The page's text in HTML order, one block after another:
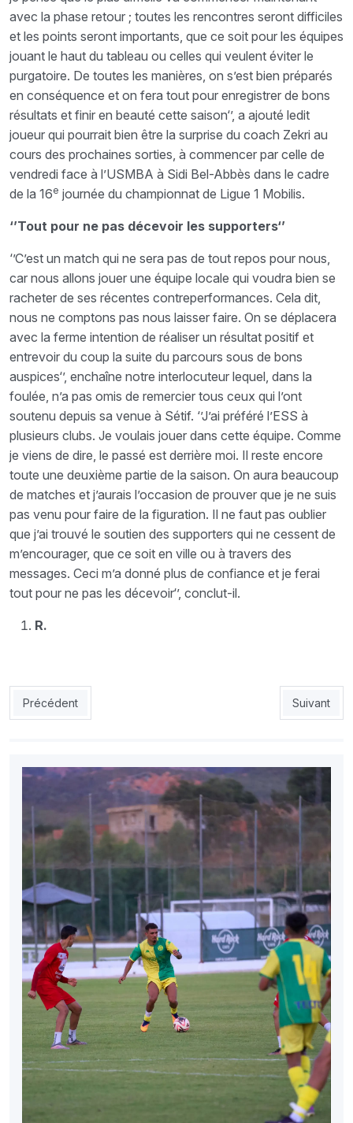
avec la phase retour ; toutes les rencontres seront difficiles
et les points seront importants, que ce soit pour les équipes
jouant le haut du tableau ou celles qui veulent éviter le
purgatoire. De toutes les manières, on s’est bien préparés
en conséquence et on fera tout pour enregistrer de bons
résultats et finir en beauté cette saison‘’, a ajouté ledit
joueur qui pourrait bien être la surprise du coach Zekri au
cours des prochaines sorties, à commencer par celle de
vendredi face à l’USMBA à Sidi Bel-Abbès dans le cadre
de la 16e journée du championnat de Ligue 1 Mobilis.
‘’Tout pour ne pas décevoir les supporters‘’
‘’C’est un match qui ne sera pas de tout repos pour nous,
car nous allons jouer une équipe locale qui voudra bien se
racheter de ses récentes contreperformances. Cela dit,
nous ne comptons pas nous laisser faire. On se déplacera
avec la ferme intention de réaliser un résultat positif et
entrevoir du coup la suite du parcours sous de bons
auspices‘’, enchaîne notre interlocuteur lequel, dans la
foulée, n’a pas omis de remercier tous ceux qui l’ont
soutenu depuis sa venue à Sétif. ‘’J’ai préféré l’ESS à
plusieurs clubs. Je voulais jouer dans cette équipe. Comme
je viens de dire, le passé est derrière moi. Il reste encore
toute une deuxième partie de la saison. On aura beaucoup
de matches et j’aurais l’occasion de prouver que je ne suis
pas venu pour faire de la figuration. Il ne faut pas oublier
que j’ai trouvé le soutien des supporters qui ne cessent de
m’encourager, que ce soit en ville ou à travers des
messages. Ceci m’a donné plus de confiance et je ferai
tout pour ne pas les décevoir‘’, conclut-il.
R.
Article précédent : CRB : Sayoud belouizdadi pour 30 mois
Précédent Article
Suivant